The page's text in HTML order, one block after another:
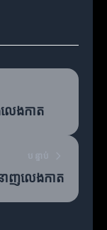
លេងកាត
ាញលេងកាត